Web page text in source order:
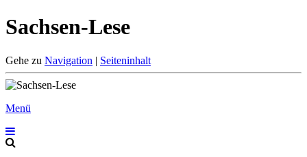
Sachsen-Lese
Gehe zu Navigation | Seiteninhalt
Menü